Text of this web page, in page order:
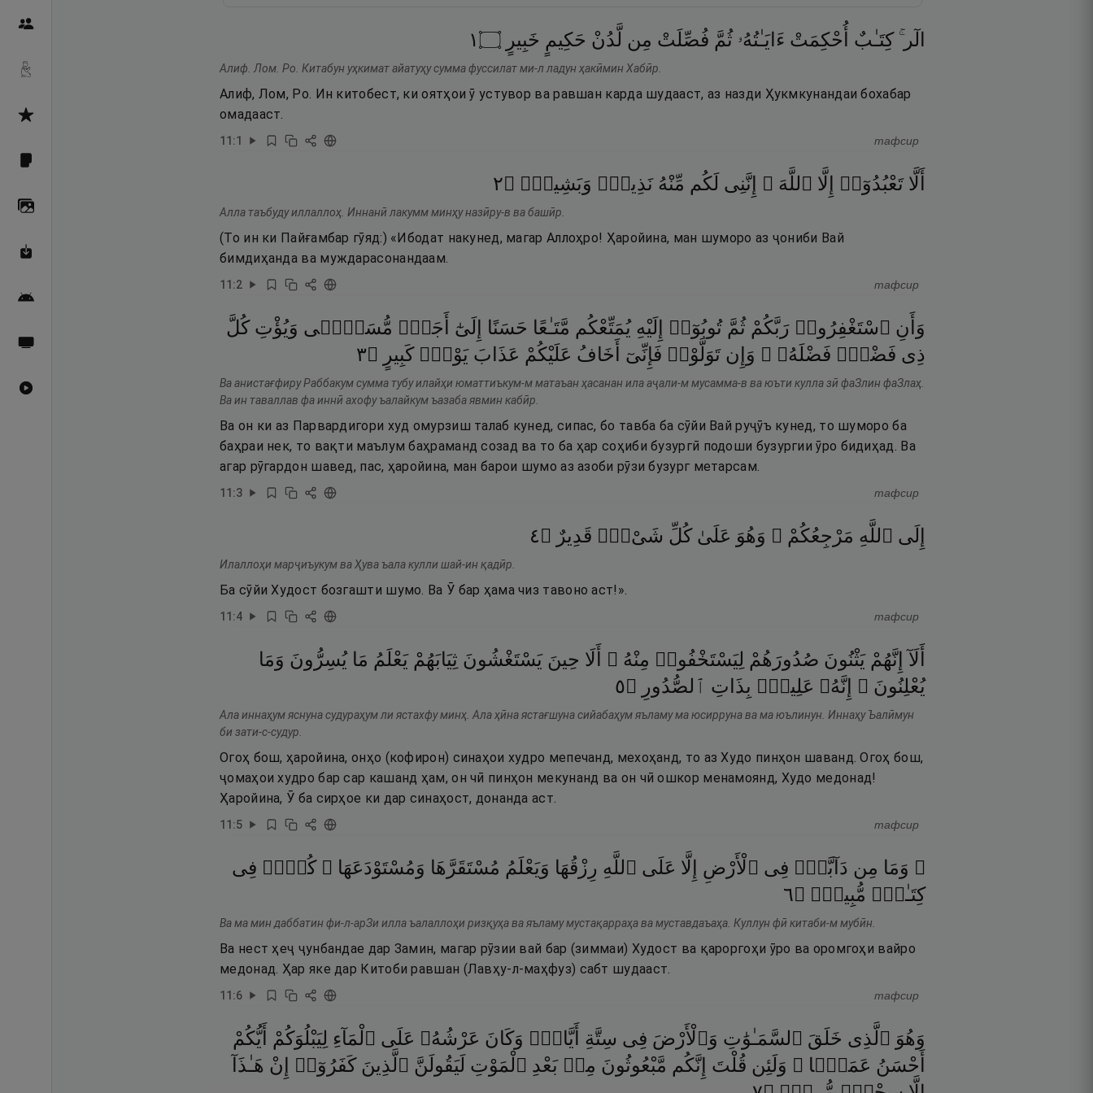
الٓر ۚ كِتَـٰبٌ أُحْكِمَتْ ءَايَـٰتُهُۥ ثُمَّ فُصِّلَتْ مِن لَّدُنْ حَكِيمٍ خَبِيرٍ ۝١
Алиф. Лом. Ро. Китабун уҳкимат айатуҳу сумма фуссилат ми-л ладун ҳакӣмин Хабӣр.
Алиф, Лом, Ро. Ин китобест, ки оятҳои ӯ устувор ва равшан карда шудааст, аз назди Ҳукмкунандаи бохабар
омадааст.
11:1 тафсир
أَلَّا تَعْبُدُوٓا۟ إِلَّا ٱللَّهَ ۚ إِنَّنِى لَكُم مِّنْهُ نَذِيرٌۭ وَبَشِيرٌۭ ۝٢
Алла таъбуду иллаллоҳ. Иннанӣ лакумм минҳу назӣру-в ва башӣр.
(То ин ки Пайғамбар гӯяд:) «Ибодат накунед, магар Аллоҳро! Ҳаройина, ман шуморо аз ҷониби Вай
бимдиҳанда ва муждарасонандаам.
11:2 тафсир
وَأَنِ ٱسْتَغْفِرُوا۟ رَبَّكُمْ ثُمَّ تُوبُوٓا۟ إِلَيْهِ يُمَتِّعْكُم مَّتَـٰعًا حَسَنًا إِلَىٰٓ أَجَلٍۢ مُّسَمًّۭى وَيُؤْتِ كُلَّ
ذِى فَضْلٍۢ فَضْلَهُۥ ۖ وَإِن تَوَلَّوْا۟ فَإِنِّىٓ أَخَافُ عَلَيْكُمْ عَذَابَ يَوْمٍۢ كَبِيرٍ ۝٣
Ва анистағфиру Раббакум сумма тубу илайҳи юматтиъкум-м матаъан ҳасанан ила аҷали-м мусамма-в ва юъти кулла зӣ фаЗлин фаЗлаҳ.
Ва ин таваллав фа иннӣ ахофу ъалайкум ъазаба явмин кабӣр.
Ва он ки аз Парвардигори худ омурзиш талаб кунед, сипас, бо тавба ба сӯйи Вай руҷӯъ кунед, то шуморо ба
баҳраи нек, то вақти маълум баҳраманд созад ва то ба ҳар соҳиби бузургӣ подоши бузургии ӯро бидиҳад. Ва
агар рӯгардон шавед, пас, ҳаройина, ман барои шумо аз азоби рӯзи бузург метарсам.
11:3 тафсир
إِلَى ٱللَّهِ مَرْجِعُكُمْ ۖ وَهُوَ عَلَىٰ كُلِّ شَىْءٍۢ قَدِيرٌ ۝٤
Илаллоҳи марҷиъукум ва Ҳува ъала кулли шай-ин қадӣр.
Ба сӯйи Худост бозгашти шумо. Ва Ӯ бар ҳама чиз тавоно аст!».
11:4 тафсир
أَلَآ إِنَّهُمْ يَثْنُونَ صُدُورَهُمْ لِيَسْتَخْفُوا۟ مِنْهُ ۚ أَلَا حِينَ يَسْتَغْشُونَ ثِيَابَهُمْ يَعْلَمُ مَا يُسِرُّونَ وَمَا
يُعْلِنُونَ ۚ إِنَّهُۥ عَلِيمٌۢ بِذَاتِ ٱلصُّدُورِ ۝٥
Ала иннаҳум яснуна судураҳум ли ястахфу минҳ. Ала ҳӣна ястағшуна сийабаҳум яъламу ма юсирруна ва ма юълинун. Иннаҳу Ъалӣмун
би зати-с-судур.
Огоҳ бош, ҳаройина, онҳо (кофирон) синаҳои худро мепечанд, мехоҳанд, то аз Худо пинҳон шаванд. Огоҳ бош,
ҷомаҳои худро бар сар кашанд ҳам, он чӣ пинҳон мекунанд ва он чӣ ошкор менамоянд, Худо медонад!
Ҳаройина, Ӯ ба сирҳое ки дар синаҳост, донанда аст.
11:5 тафсир
۞ وَمَا مِن دَآبَّةٍۢ فِى ٱلْأَرْضِ إِلَّا عَلَى ٱللَّهِ رِزْقُهَا وَيَعْلَمُ مُسْتَقَرَّهَا وَمُسْتَوْدَعَهَا ۚ كُلٌّۭ فِى
كِتَـٰبٍۢ مُّبِينٍۢ ۝٦
Ва ма мин даббатин фи-л-арЗи илла ъалаллоҳи ризқуҳа ва яъламу мустақарраҳа ва муставдаъаҳа. Куллун фӣ китаби-м мубӣн.
Ва нест ҳеҷ ҷунбандае дар Замин, магар рӯзии вай бар (зиммаи) Худост ва қароргоҳи ӯро ва оромгоҳи вайро
медонад. Ҳар яке дар Китоби равшан (Лавҳу-л-маҳфуз) сабт шудааст.
11:6 тафсир
وَهُوَ ٱلَّذِى خَلَقَ ٱلسَّمَـٰوَٰتِ وَٱلْأَرْضَ فِى سِتَّةِ أَيَّامٍۢ وَكَانَ عَرْشُهُۥ عَلَى ٱلْمَآءِ لِيَبْلُوَكُمْ أَيُّكُمْ
أَحْسَنُ عَمَلًۭا ۗ وَلَئِن قُلْتَ إِنَّكُم مَّبْعُوثُونَ مِنۢ بَعْدِ ٱلْمَوْتِ لَيَقُولَنَّ ٱلَّذِينَ كَفَرُوٓا۟ إِنْ هَـٰذَآ